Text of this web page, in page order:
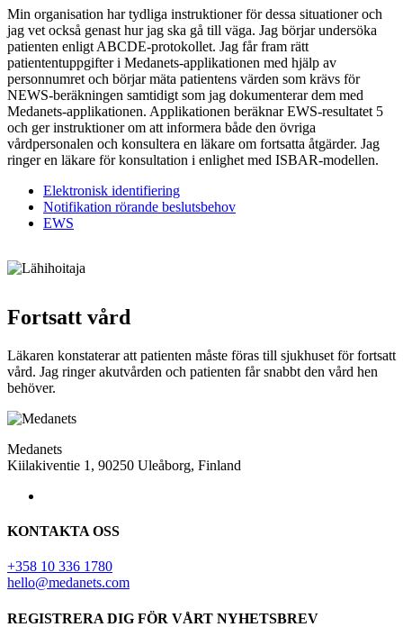
Min organisation har tydliga instruktioner för dessa situationer och
jag vet också genast hur jag ska gå till väga. Jag börjar undersöka
patienten enligt ABCDE-protokollet. Jag får fram rätt
patiententuppgifter i Medanets-applikationen med hjälp av
personnumret och börjar mäta patientens värden som krävs för
NEWS-beräkningen samtidigt som jag dokumenterar dem med
Medanets-applikationen. Applikationen beräknar EWS-resultatet 5
och ger instruktioner om att informera både den övriga
vårdpersonalen och konsultera en läkare om fortsatta åtgärder. Jag
ringer en läkare för konsultation i enlighet med ISBAR-modellen.
Elektronisk identifiering
Notifikation rörande beslutsbehov
EWS
Fortsatt vård
Läkaren konstaterar att patienten måste föras till sjukhuset för fortsatt
vård. Jag ringer akutvården och patienten får snabbt den vård hen
behöver.
Medanets
Kiilakiventie 1, 90250 Uleåborg, Finland
KONTAKTA OSS
+358 10 336 1780
hello@medanets.com
REGISTRERA DIG FÖR VÅRT NYHETSBREV